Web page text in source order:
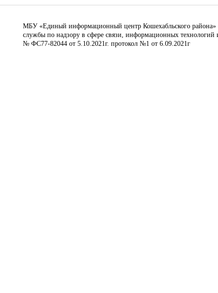
МБУ «Единый информационный центр Кошехабльского района»
службы по надзору в сфере связи, информационных
№ ФС77-82044 от 5.10.2021г. протокол №1 от 6.09.2021г